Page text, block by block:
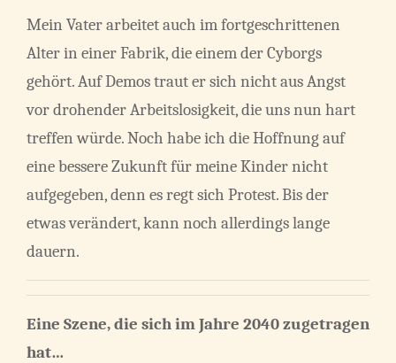
Mein Vater arbeitet auch im fortgeschrittenen
Alter in einer Fabrik, die einem der Cyborgs
gehört. Auf Demos traut er sich nicht aus Angst
vor drohender Arbeitslosigkeit, die uns nun hart
treffen würde. Noch habe ich die Hoffnung auf
eine bessere Zukunft für meine Kinder nicht
aufgegeben, denn es regt sich Protest. Bis der
etwas verändert, kann noch allerdings lange
dauern.
Eine Szene, die sich im Jahre 2040 zugetragen
hat…